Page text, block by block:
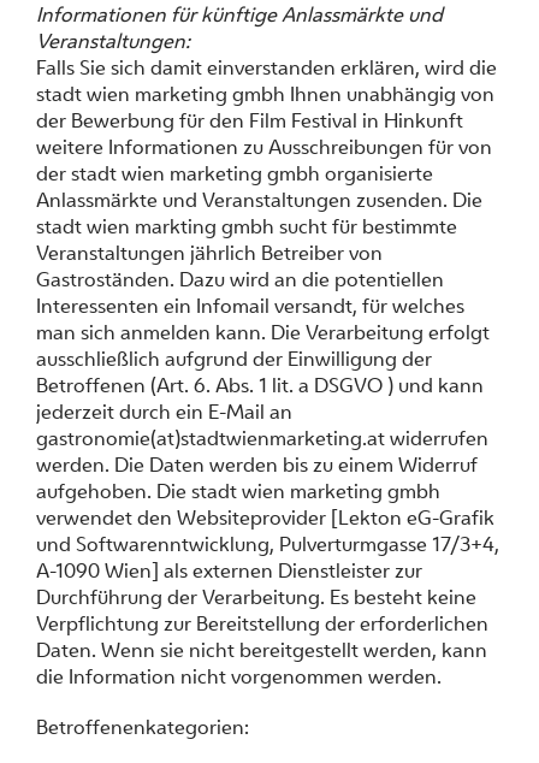
Informationen für künftige Anlassmärkte und
Veranstaltungen:
Falls Sie sich damit einverstanden erklären, wird die
stadt wien marketing gmbh Ihnen unabhängig von
der Bewerbung für den Film Festival in Hinkunft
weitere Informationen zu Ausschreibungen für von
der stadt wien marketing gmbh organisierte
Anlassmärkte und Veranstaltungen zusenden. Die
stadt wien markting gmbh sucht für bestimmte
Veranstaltungen jährlich Betreiber von
Gastroständen. Dazu wird an die potentiellen
Interessenten ein Infomail versandt, für welches
man sich anmelden kann. Die Verarbeitung erfolgt
ausschließlich aufgrund der Einwilligung der
Betroffenen (Art. 6. Abs. 1 lit. a DSGVO ) und kann
jederzeit durch ein E-Mail an
gastronomie(at)stadtwienmarketing.at widerrufen
werden. Die Daten werden bis zu einem Widerruf
aufgehoben. Die stadt wien marketing gmbh
verwendet den Websiteprovider [Lekton eG-Grafik
und Softwarenntwicklung, Pulverturmgasse 17/3+4,
A-1090 Wien] als externen Dienstleister zur
Durchführung der Verarbeitung. Es besteht keine
Verpflichtung zur Bereitstellung der erforderlichen
Daten. Wenn sie nicht bereitgestellt werden, kann
die Information nicht vorgenommen werden.
Betroffenenkategorien: